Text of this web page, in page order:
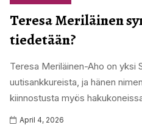
Teresa Meriläinen
tiedetään?
Teresa Meriläinen-Aho on yksi
uutisankkureista, ja hänen
kiinnostusta myös
April 4, 2026